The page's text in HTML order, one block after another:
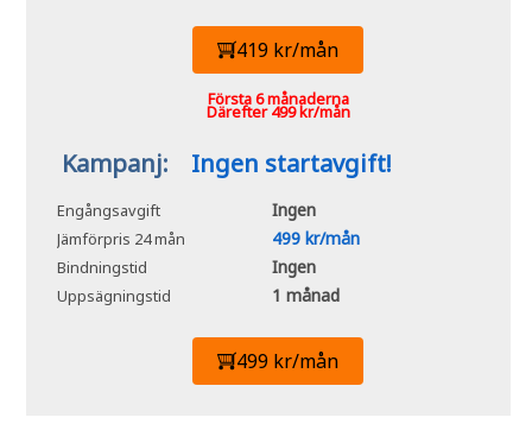
419 kr/mån
Första 6 månaderna
Därefter 499 kr/mån
Kampanj: Ingen startavgift!
Engångsavgift Ingen
Jämförpris 24 mån 499 kr/mån
Bindningstid Ingen
Uppsägningstid 1 månad
499 kr/mån